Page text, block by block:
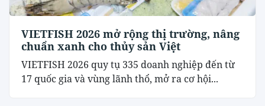
VIETFISH 2026 mở rộng thị trường, nâng
chuẩn xanh cho thủy sản Việt
VIETFISH 2026 quy tụ 335 doanh nghiệp đến từ
17 quốc gia và vùng lãnh thổ, mở ra cơ hội...